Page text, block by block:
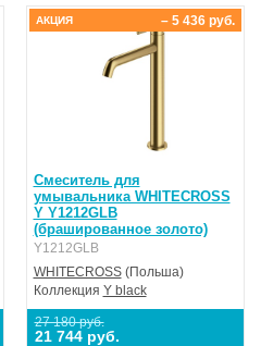
Смеситель для
умывальника WHITECROSS
Y Y1212GLB
(брашированное золото)
Y1212GLB
WHITECROSS(Польша)
Коллекция Y black
27 180 руб.
21 744 руб.
– 5 436 руб.
АКЦИЯ